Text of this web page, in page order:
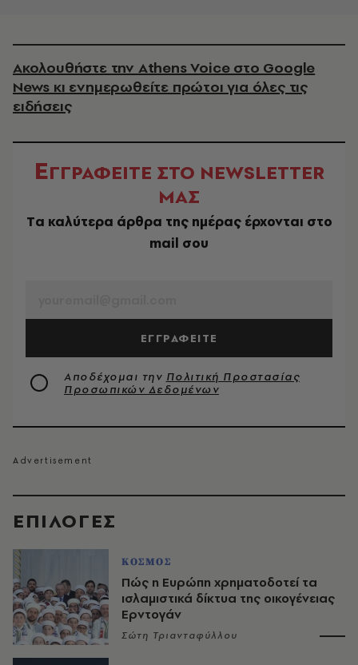
EΠΙΛΟΓΈΣ
ΚΟΣΜΟΣ
Πώς η Ευρώπη χρηματοδοτεί τα
ισλαμιστικά δίκτυα της οικογένειας
Ερντογάν
Σώτη Τριανταφύλλου
Ακολουθήστε την Athens Voice στο Google
News κι ενημερωθείτε πρώτοι για όλες τις
ειδήσεις
ΕΓΓΡΑΦΕΙΤΕ ΣΤΟ NEWSLETTER
ΜΑΣ
Tα καλύτερα άρθρα της ημέρας έρχονται στο
mail σου
ΕΓΓΡΑΦΕΙΤΕ
Αποδέχομαι την Πολιτική Προστασίας
Προσωπικών Δεδομένων